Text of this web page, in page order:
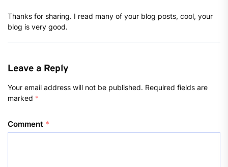
Thanks for sharing. I read many of your blog posts, cool, your
blog is very good.
Leave a Reply
Your email address will not be published. Required fields are
marked *
Comment *